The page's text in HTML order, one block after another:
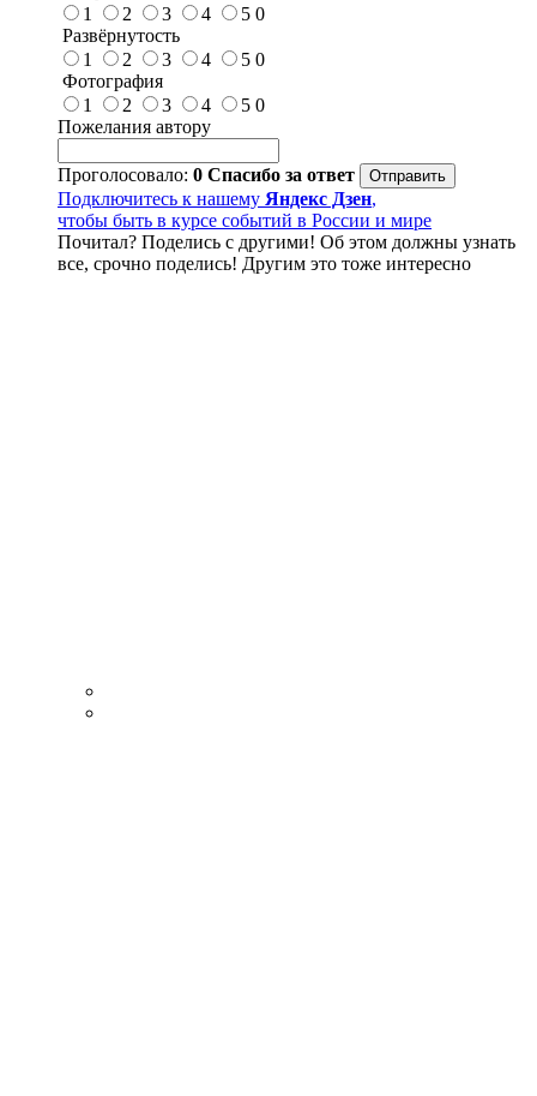
1
2 3 4 5 0
Развёрнутость
1
2 3 4 5 0
Фотография
1
2 3 4 5 0
Пожелания автору
Проголосовало: 0 Спасибо за ответ
Подключитесь к нашему Яндекс Дзен,
чтобы быть в курсе событий в России и мире
Почитал? Поделись с другими! Об этом должны узнать
все, срочно поделись! Другим это тоже интересно